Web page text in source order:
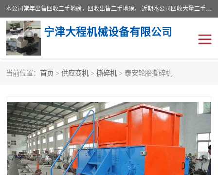
本公司常年出售回收二手地磅，回收出售二手地磅。 近期本公司回收大量二手地磅，型号齐全，宽度从2米到3.5米，长度5米到25米，承重吨位从10到200吨，成色7—9成新。 ? 使用年限6个月至2年，产品来源于个人闲置品，工矿企业停用品，因小换大而来。 精准度和新的一样， 二手地磅是内行人的选择，打个电话就省钱朋友您好等什么
宁津大程机械设备有限公司
当前位置： 首页 > 供应商机 > 撕碎机 > 泰安轮胎撕碎机
地磅传感器 废纸打包机
烘干机
装载机电子秤 输送机